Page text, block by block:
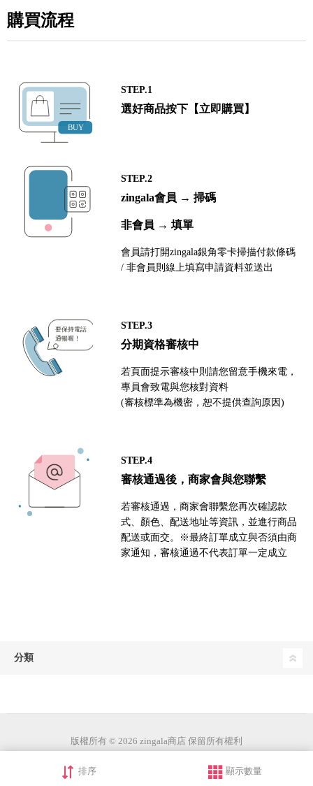
購買流程
STEP.1
選好商品按下【立即購買】
STEP.2
zingala會員 → 掃碼
非會員 → 填單
會員請打開zingala銀角零卡掃描付款條碼
/ 非會員則線上填寫申請資料並送出
STEP.3
分期資格審核中
若頁面提示審核中則請您留意手機來電，
專員會致電與您核對資料
(審核標準為機密，恕不提供查詢原因)
STEP.4
審核通過後，商家會與您聯繫
若審核通過，商家會聯繫您再次確認款
式、顏色、配送地址等資訊，並進行商品
配送或面交。※最終訂單成立與否須由商
家通知，審核通過不代表訂單一定成立
分類
版權所有 © 2026 zingala商店 保留所有權利
排序 顯示數量